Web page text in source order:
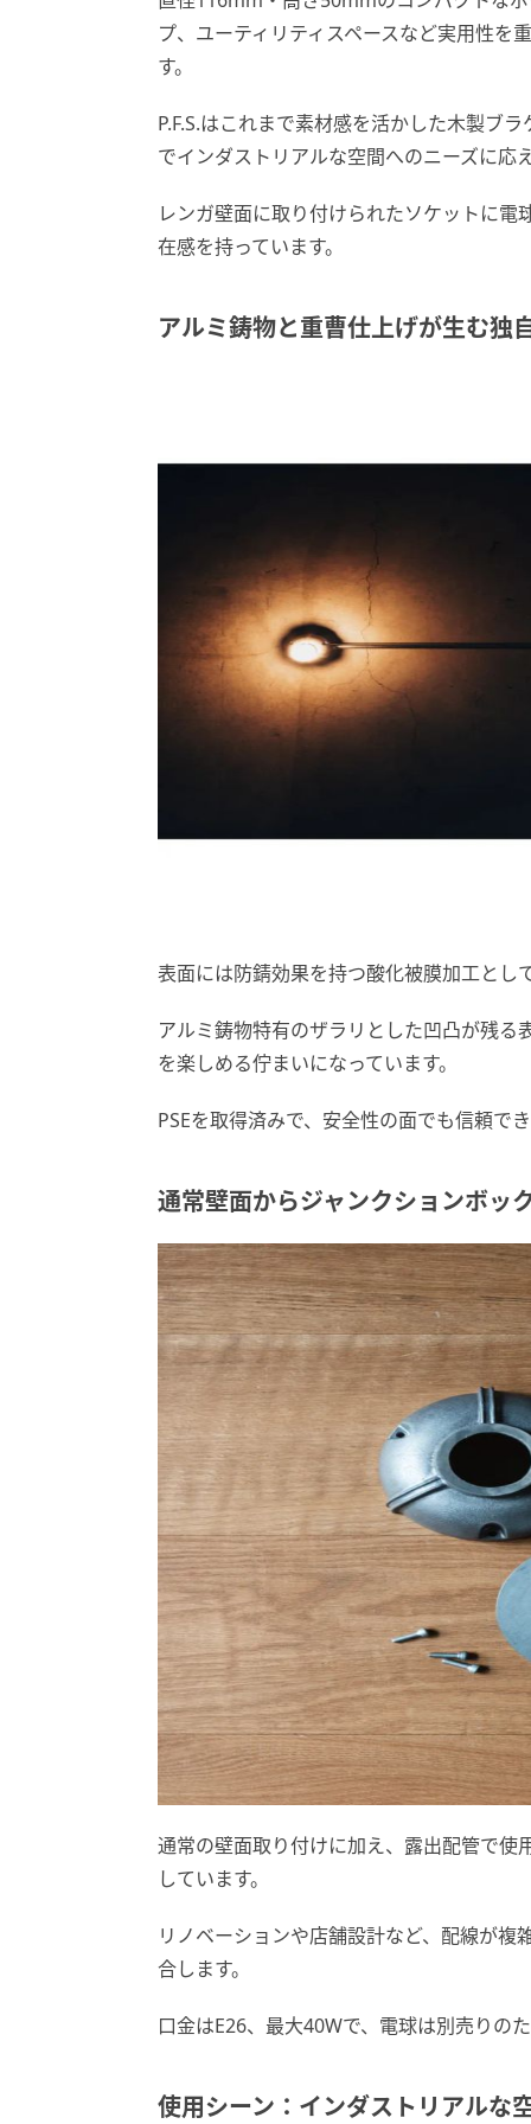
プ、ユーティリティスペースなど実用性を
す。
P.F.S.はこれまで素材感を活かした木製ブ
でインダストリアルな空間へのニーズに応
レンガ壁面に取り付けられたソケットに
在感を持っています。
アルミ鋳物と重曹仕上げが生む独
表面には防錆効果を持つ酸化被膜加工とし
アルミ鋳物特有のザラリとした凹凸が残
を楽しめる佇まいになっています。
PSEを取得済みで、安全性の面でも信頼で
通常壁面からジャンクションボッ
通常の壁面取り付けに加え、露出配管で使
しています。
リノベーションや店舗設計など、配線が
合します。
口金はE26、最大40Wで、電球は別売りの
使用シーン：インダストリアルな